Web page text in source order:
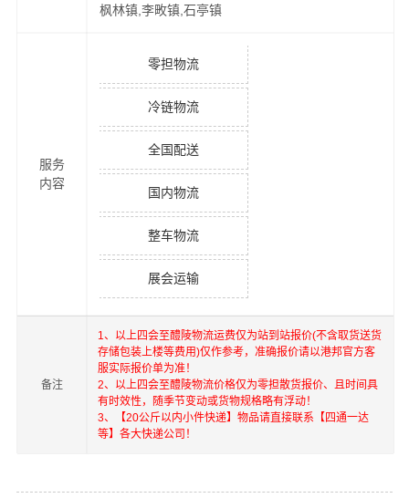
枫林镇,李畋镇,石亭镇
服务
内容
零担物流
冷链物流
全国配送
国内物流
整车物流
展会运输
备注
1、以上四会至醴陵物流运费仅为站到站报价(不含取货送货
存储包装上楼等费用)仅作参考，准确报价请以港邦官方客
服实际报价单为准！
2、以上四会至醴陵物流价格仅为零担散货报价、且时间具
有时效性，随季节变动或货物规格略有浮动！
3、【20公斤以内小件快递】物品请直接联系【四通一达
等】各大快递公司！